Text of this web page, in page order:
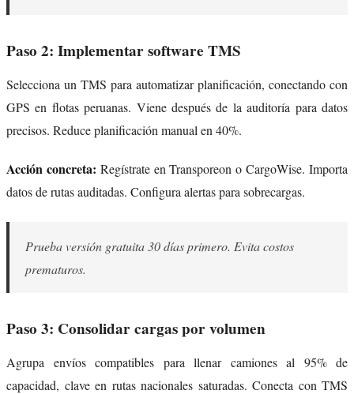
Paso 2: Implementar software TMS
Selecciona un TMS para automatizar planificación, conectando con
GPS en flotas peruanas. Viene después de la auditoría para datos
precisos. Reduce planificación manual en 40%.
Acción concreta: Regístrate en Transporeon o CargoWise. Importa
datos de rutas auditadas. Configura alertas para sobrecargas.
Prueba versión gratuita 30 días primero. Evita costos
prematuros.
Paso 3: Consolidar cargas por volumen
Agrupa envíos compatibles para llenar camiones al 95% de
capacidad, clave en rutas nacionales saturadas. Conecta con TMS